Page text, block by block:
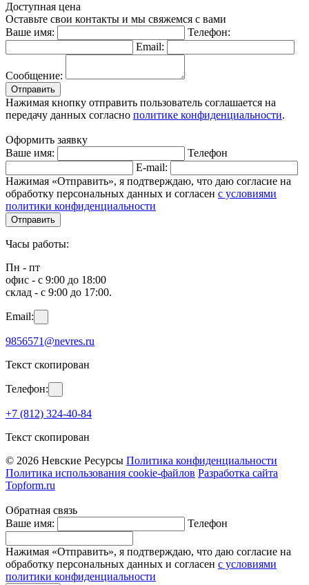
Доступная цена
Оставьте свои контакты и мы свяжемся с вами
Ваше имя:
Телефон:
Email:
Сообщение:
Отправить
Нажимая кнопку отправить пользователь соглашается на
передачу данных согласно политике конфиденциальности.
Оформить заявку
Ваше имя:
Телефон
E-mail:
Нажимая «Отправить», я подтверждаю, что даю согласие на
обработку персональных данных и согласен с условиями
политики конфиденциальности
Отправить
Часы работы:
Пн - пт
офис - с 9:00 до 18:00
склад - с 9:00 до 17:00.
Email:
9856571@nevres.ru
Текст скопирован
Телефон:
+7 (812) 324-40-84
Текст скопирован
© 2026 Невские Ресурсы Политика конфиденциальности
Политика использования cookie-файлов Разработка сайта
Topform.ru
Обратная связь
Ваше имя:
Телефон
Нажимая «Отправить», я подтверждаю, что даю согласие на
обработку персональных данных и согласен с условиями
политики конфиденциальности